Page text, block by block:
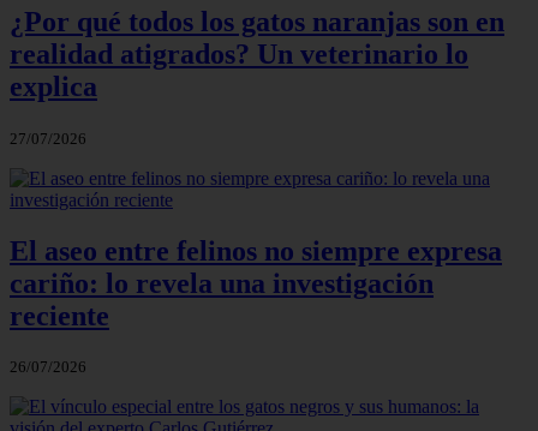
¿Por qué todos los gatos naranjas son en
realidad atigrados? Un veterinario lo
explica
27/07/2026
El aseo entre felinos no siempre expresa
cariño: lo revela una investigación
reciente
26/07/2026